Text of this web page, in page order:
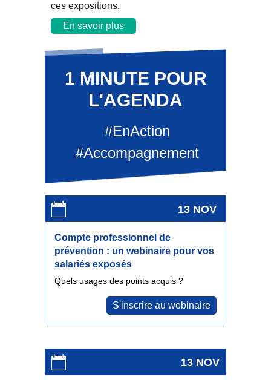
ces expositions.
En savoir plus
1 MINUTE POUR
L'AGENDA
#EnAction
#Accompagnement
13 NOV
Compte professionnel de
prévention : un webinaire pour vos
salariés exposés
Quels usages des points acquis ?
S'inscrire au webinaire
13 NOV